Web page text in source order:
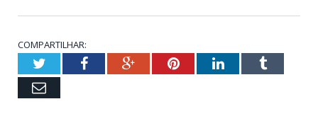
COMPARTILHAR:
TwitterFacebookGoogle+PinterestLinkedInTumblr
Email